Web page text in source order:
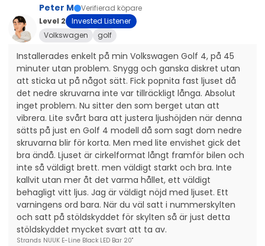
diskreta design, användarvänlighet, låga
strömförbrukning och enkla installation.
Vardagsförare, entusiaster, elbilsägare och förare
med leasingavtal – Nuuk E-Line kan ge alla en bättre
körupplevelse. Ljusstyrkan och räckvidden förbättrar
sikten och reaktionstiden, samtidigt som den ökar
säkerhet och komfort. Nuuk E-Line är E-godkänd
R149 med referensnummer 40 och täcks av Strands
3-åriga funktionsgaranti. De hållbara materialen och
IP-klass IP68/69K garanterar både en långlivad
produkt och kundnöjdhet.
Peter M
Verifierad köpare
Level 2
Invested Listener
Volkswagen
golf
Installerades enkelt på min Volkswagen Golf 4, på 45
minuter utan problem. Snygg och ganska diskret utan
att sticka ut på något sätt. Fick popnita fast ljuset då
det nedre skruvarna inte var tillräckligt långa. Absolut
inget problem. Nu sitter den som berget utan att
vibrera. Lite svårt bara att justera ljushöjden när denna
sätts på just en Golf 4 modell då som sagt dom nedre
skruvarna blir för korta. Men med lite envishet gick det
bra ändå. Ljuset är cirkelformat långt framför bilen och
inte så väldigt brett. men väldigt starkt och bra. Inte
kallvit utan mer åt det varma hållet, ett väldigt
behagligt vitt ljus. Jag är väldigt nöjd med ljuset. Ett
varningens ord bara. När du väl satt i nummerskylten
och satt på stöldskyddet för skylten så är just detta
stöldskyddet mycket svart att ta av.
Strands NUUK E-Line Black LED Bar 20"